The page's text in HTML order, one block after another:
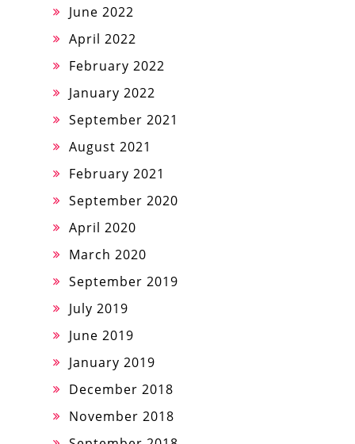
June 2022
April 2022
February 2022
January 2022
September 2021
August 2021
February 2021
September 2020
April 2020
March 2020
September 2019
July 2019
June 2019
January 2019
December 2018
November 2018